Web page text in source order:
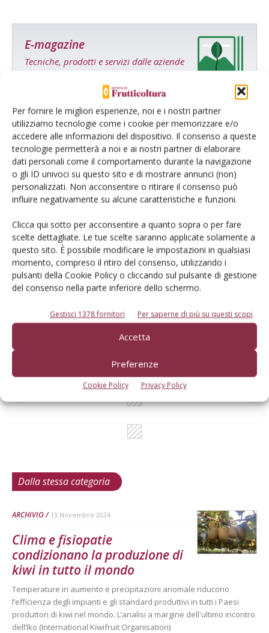
Per fornire le migliori esperienze, noi e i nostri partner
utilizziamo tecnologie come i cookie per memorizzare e/o
accedere alle informazioni del dispositivo. Il consenso a queste
tecnologie permetterà a noi e ai nostri partner di elaborare
dati personali come il comportamento durante la navigazione
o gli ID univoci su questo sito e di mostrare annunci (non)
personalizzati. Non acconsentire o ritirare il consenso può
influire negativamente su alcune caratteristiche e funzioni.
Clicca qui sotto per acconsentire a quanto sopra o per fare
scelte dettagliate. Le tue scelte saranno applicate solamente a
questo sito. È possibile modificare le impostazioni in qualsiasi
momento, compreso il ritiro del consenso, utilizzando i
pulsanti della Cookie Policy o cliccando sul pulsante di gestione
del consenso nella parte inferiore dello schermo.
Gestisci 1378 fornitori Per saperne di più su questi scopi
Accetta
Preferenze
Cookie Policy Privacy Policy
E-magazine
Tecniche, prodotti e servizi dalle aziende
Catalogo Aziende e Prodotti
Un modo semplice per cercare un'azienda o un
Cerca adesso
I consigli di Terra e Vita agli agricoltori
Cerca adesso
Dalla stessa categoria
ARCHIVIO 13 Novembre 2024
Clima e fisiopatie
condizionano la produzione di
kiwi in tutto il mondo
Temperature in aumento e precipitazioni anomale riducono
l’efficienza degli impianti e gli standard produttivi in tutti i Paesi
produttori di kiwi nel mondo. L’analisi a margine dell'ultimo incontro
dell’Iko (International Kiwifruit Organisation)